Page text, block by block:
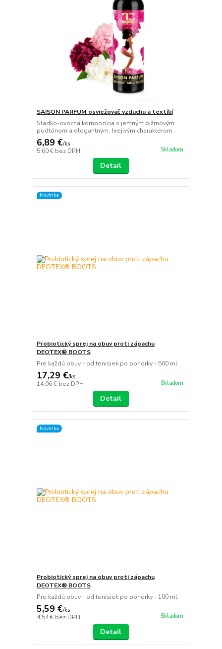
SAISON PARFUM osviežovač vzduchu a textílií
Sladko-ovocná kompozícia s jemným pižmovým
podtónom a elegantným, hrejivým charakterom.
6,89 €/ks
5,60 € bez DPH Skladom
Detail
Novinka
Probiotický sprej na obuv proti zápachu
DEOTEX® BOOTS
Pre každú obuv - od tenisiek po pohorky - 500 ml.
17,29 €/ks
14,06 € bez DPH Skladom
Detail
Novinka
Probiotický sprej na obuv proti zápachu
DEOTEX® BOOTS
Pre každú obuv - od tenisiek po pohorky - 100 ml.
5,59 €/ks
4,54 € bez DPH Skladom
Detail